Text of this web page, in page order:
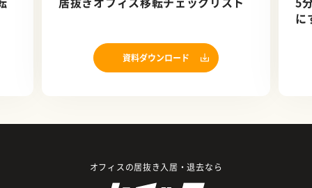
資料ダウンロード
に
オフィスの居抜き入居・退去なら